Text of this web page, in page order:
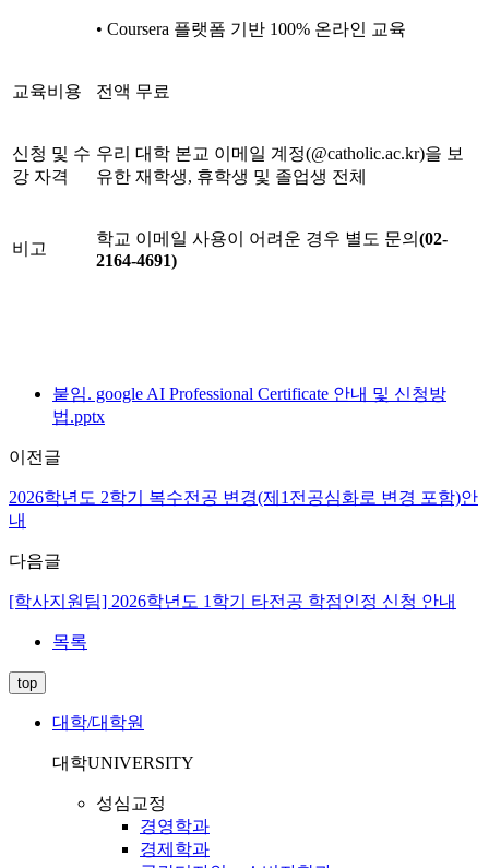
• Coursera 플랫폼 기반 100% 온라인 교육
교육비용 전액 무료
신청 및 수
강 자격
우리 대학 본교 이메일 계정(@catholic.ac.kr)을 보
유한 재학생, 휴학생 및 졸업생 전체
비고
학교 이메일 사용이 어려운 경우 별도 문의 (02-
2164-4691)
붙임. google AI Professional Certificate 안내 및 신청방
법.pptx
이전글
2026학년도 2학기 복수전공 변경(제1전공심화로 변경 포함)안
내
다음글
[학사지원팀] 2026학년도 1학기 타전공 학점인정 신청 안내
목록
top
대학/대학원
대학UNIVERSITY
성심교정
경영학과
경제학과